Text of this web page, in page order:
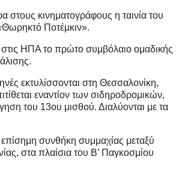
στους κινηματογράφους η ταινία του
Ποτέμκιν».
ΗΠΑ το πρώτο συμβόλαιο ομαδικής
εκτυλίσσονται στη Θεσσαλονίκη,
εναντίον των σιδηροδρομικών,
του 13ου μισθού. Διαλύονται με τα
συνθήκη συμμαχίας μεταξύ
στα πλαίσια του Β’ Παγκοσμίου